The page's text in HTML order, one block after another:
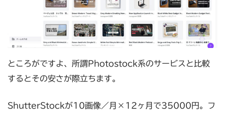
ところがですよ、所謂Photostock系のサービスと比較
するとその安さが際立ちます。
ShutterStockが10画像／月×12ヶ月で35000円。フ